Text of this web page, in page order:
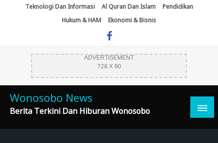
Teknologi Dan Informasi Al Quran Dan Islam
Pendidikan
Hukum & HAM
Ekonomi & Bisnis
ADVERTISEMENT
728 X 90
Wonosobo News
Berita Terkini Dan Hiburan Wonosobo